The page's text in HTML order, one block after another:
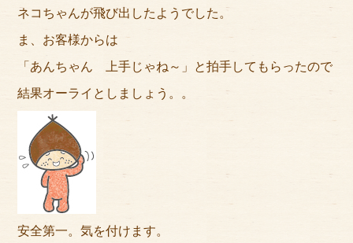
ネコちゃんが飛び出したようでした。
ま、お客様からは
「あんちゃん 上手じゃね～」と拍手してもらったので
結果オーライとしましょう。。
安全第一。気を付けます。